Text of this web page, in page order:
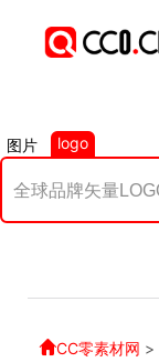
图片 logo
CC零素材网 >